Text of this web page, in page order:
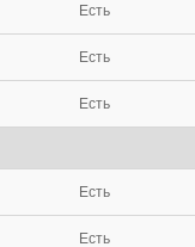
Есть
Есть
Есть
Есть
Есть